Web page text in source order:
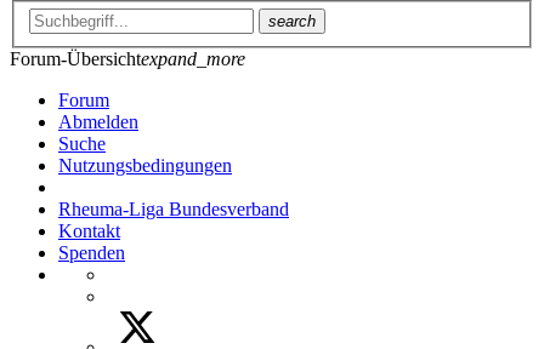
search
Forum-Übersichtexpand_more
Forum
Abmelden
Suche
Nutzungsbedingungen
Rheuma-Liga Bundesverband
Kontakt
Spenden